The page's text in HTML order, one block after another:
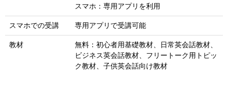
スマホ：専用アプリを利用
スマホでの受講 専用アプリで受講可能
教材
無料：初心者用基礎教材、日常英会話教材、
ビジネス英会話教材、フリートーク用トピッ
ク教材、子供英会話向け教材